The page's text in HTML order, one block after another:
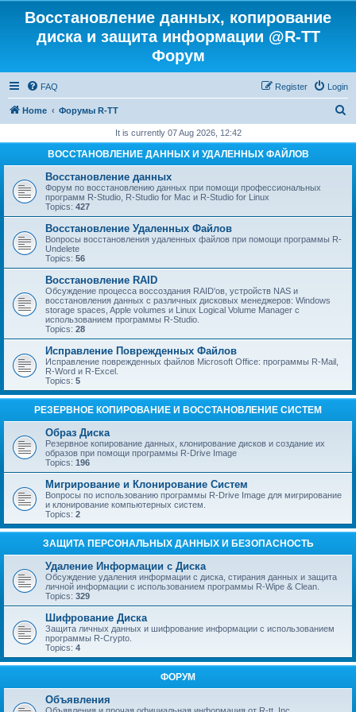
Восстановление данных, копирование
диска и защита информации @R-TT
Форум
FAQ Login
Register
Home Форумы R-TT
r
It is currently 07 Aug 2026, 12:42
ВОССТАНОВЛЕНИЕ ДАННЫХ И УДАЛЕННЫХ ФАЙЛОВ
Восстановление данных
Форум по восстановлению данных при помощи профессиональных
программ R-Studio, R-Studio for Mac и R-Studio for Linux
Topics: 427
Восстановление Удаленных Файлов
Вопросы восстановления удаленных файлов при помощи программы R-
Undelete
Topics: 56
Восстановление RAID
Обсуждение процесса воссоздания RAID'ов, устройств NAS и
восстановления данных с различных дисковых менеджеров: Windows
storage spaces, Apple volumes и Linux Logical Volume Manager с
использованием программы R-Studio.
Topics: 28
Исправление Поврежденных Файлов
Исправление поврежденных файлов Microsoft Office: программы R-Mail,
R-Word и R-Excel.
Topics: 5
РЕЗЕРВНОЕ КОПИРОВАНИЕ И ВОССТАНОВЛЕНИЕ СИСТЕМ
Образ Диска
Резервное копирование данных, клонирование дисков и создание их
образов при помощи программы R-Drive Image
Topics: 196
Мигрирование и Клонирование Систем
Вопросы по использованию программы R-Drive Image для мигрирование
и клонирование компьютерных систем.
Topics: 2
ЗАЩИТА ПЕРСОНАЛЬНЫХ ДАННЫХ И БЕЗОПАСНОСТЬ
Удаление Информации с Диска
Обсуждение удаления информации с диска, стирания данных и защита
личной информации с использованием программы R-Wipe & Clean.
Topics: 329
Шифрование Диска
Защита личных данных и шифрование информации с использованием
программы R-Crypto.
Topics: 4
ФОРУМ
Объявления